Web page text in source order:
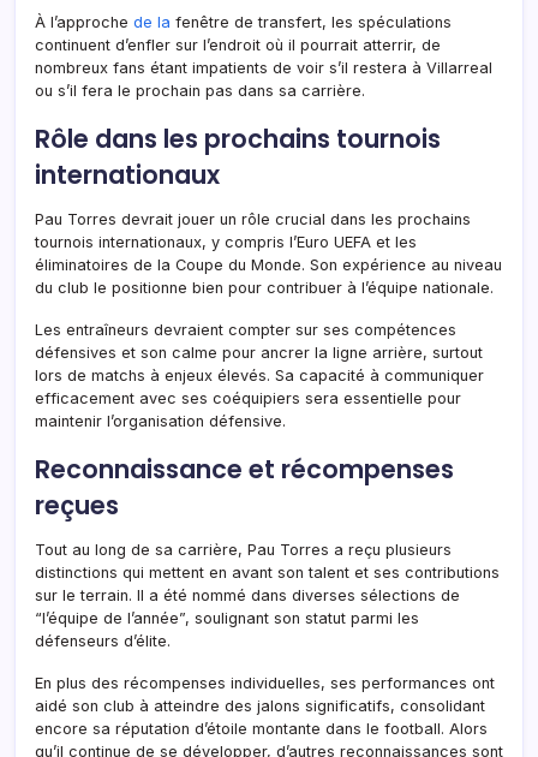
À l’approche de la fenêtre de transfert, les spéculations
continuent d’enfler sur l’endroit où il pourrait atterrir, de
nombreux fans étant impatients de voir s’il restera à Villarreal
ou s’il fera le prochain pas dans sa carrière.
Rôle dans les prochains tournois
internationaux
Pau Torres devrait jouer un rôle crucial dans les prochains
tournois internationaux, y compris l’Euro UEFA et les
éliminatoires de la Coupe du Monde. Son expérience au niveau
du club le positionne bien pour contribuer à l’équipe nationale.
Les entraîneurs devraient compter sur ses compétences
défensives et son calme pour ancrer la ligne arrière, surtout
lors de matchs à enjeux élevés. Sa capacité à communiquer
efficacement avec ses coéquipiers sera essentielle pour
maintenir l’organisation défensive.
Reconnaissance et récompenses
reçues
Tout au long de sa carrière, Pau Torres a reçu plusieurs
distinctions qui mettent en avant son talent et ses contributions
sur le terrain. Il a été nommé dans diverses sélections de
“l’équipe de l’année”, soulignant son statut parmi les
défenseurs d’élite.
En plus des récompenses individuelles, ses performances ont
aidé son club à atteindre des jalons significatifs, consolidant
encore sa réputation d’étoile montante dans le football. Alors
qu’il continue de se développer, d’autres reconnaissances sont